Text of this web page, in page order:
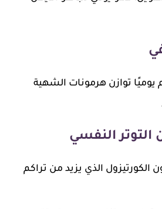
يوميًا توازن هرمونات الشهية
التوتر النفسي
الكورتيزول الذي يزيد من تراكم